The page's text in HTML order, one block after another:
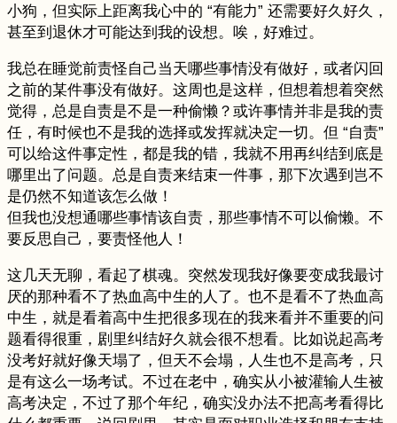
小狗，但实际上距离我心中的 “有能力” 还需要好久好久，
甚至到退休才可能达到我的设想。唉，好难过。
我总在睡觉前责怪自己当天哪些事情没有做好，或者闪回
之前的某件事没有做好。这周也是这样，但想着想着突然
觉得，总是自责是不是一种偷懒？或许事情并非是我的责
任，有时候也不是我的选择或发挥就决定一切。但 “自责”
可以给这件事定性，都是我的错，我就不用再纠结到底是
哪里出了问题。总是自责来结束一件事，那下次遇到岂不
是仍然不知道该怎么做！
但我也没想通哪些事情该自责，那些事情不可以偷懒。不
要反思自己，要责怪他人！
这几天无聊，看起了棋魂。突然发现我好像要变成我最讨
厌的那种看不了热血高中生的人了。也不是看不了热血高
中生，就是看着高中生把很多现在的我来看并不重要的问
题看得很重，剧里纠结好久就会很不想看。比如说起高考
没考好就好像天塌了，但天不会塌，人生也不是高考，只
是有这么一场考试。不过在老中，确实从小被灌输人生被
高考决定，不过了那个年纪，确实没办法不把高考看得比